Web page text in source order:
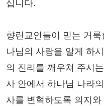
십니다.
향린교인들이 믿는 거
나님의 사랑을 알게 하
의 진리를 깨우쳐 주시
사 안에서 하나님 나라
사를 변혁하도록 의지